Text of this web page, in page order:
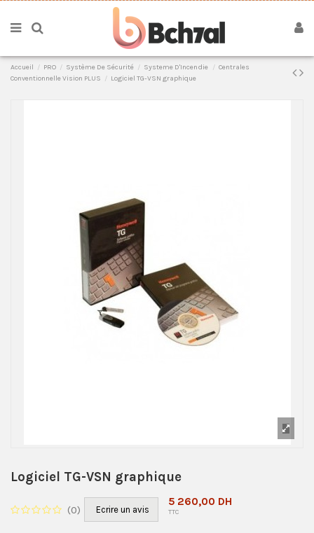
Accueil PRO Système De Sécurité Systeme D'Incendie
Centrales
Conventionnelle Vision PLUS
Logiciel TG-VSN graphique
Logiciel TG-VSN graphique
(0) Ecrire un avis
5 260,00 DH
TTC